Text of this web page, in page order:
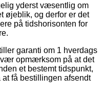
yderst væsentlig om
øjeblik, og derfor er det
på tidshorisonten for
garanti om 1 hverdags
opmærksom på at det
et bestemt tidspunkt,
få bestillingen afsendt